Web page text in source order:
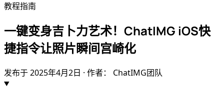
教程指南
一键变身吉卜力艺术！ChatIMG iOS快
捷指令让照片瞬间宫崎化
发布于2025年4月2日 · 作者： ChatIMG团队